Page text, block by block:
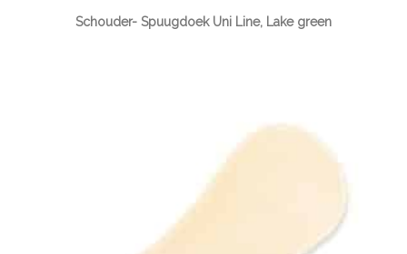
Schouder- Spuugdoek Uni Line, Lake green